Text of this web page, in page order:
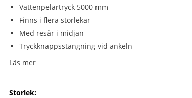
Vattenpelartryck 5000 mm
Finns i flera storlekar
Med resår i midjan
Tryckknappsstängning vid ankeln
Läs mer
Storlek: